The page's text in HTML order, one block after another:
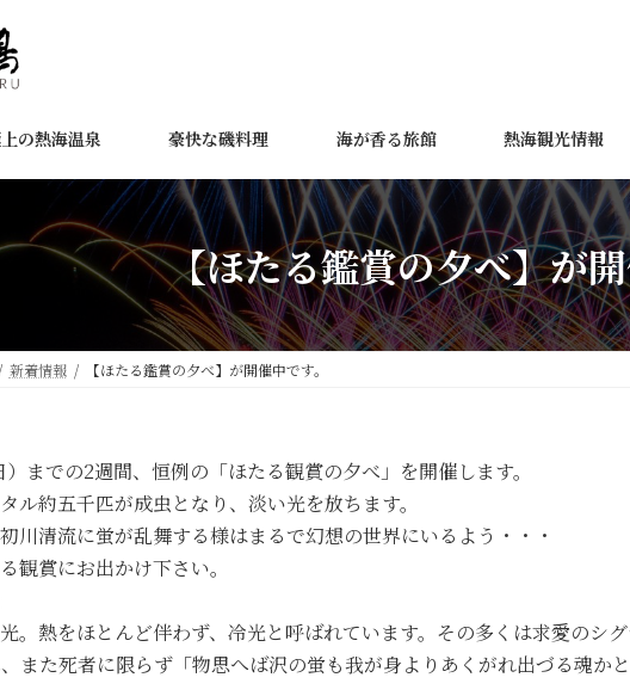
の熱海温泉 豪快な磯料理 海が香る旅館 熱海観光情報
【ほたる鑑賞の夕べ】が
新着情報 【ほたる鑑賞の夕べ】が開催中です。
までの2週間、恒例の「ほたる観賞の夕べ」を開催します。
ル約五千匹が成虫となり、淡い光を放ちます。
川清流に蛍が乱舞する様はまるで幻想の世界にいるよう・・・
観賞にお出かけ下さい。
。熱をほとんど伴わず、冷光と呼ばれています。その多くは求愛のシ
また死者に限らず「物思へば沢の蛍も我が身よりあくがれ出づる魂か